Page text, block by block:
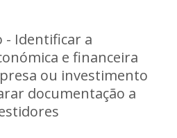
- Identificar a
e financeira
ou investimento
documentação a